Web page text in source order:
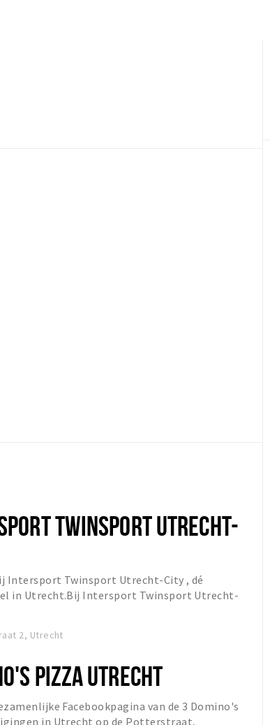
TWINSPORT UTRECHT-
Intersport Twinsport Utrecht-City , dé
in Utrecht.Bij Intersport Twinsport Utrecht-
2, Utrecht
PIZZA UTRECHT
Facebookpagina van de 3 Domino's
in Utrecht op de Potterstraat,